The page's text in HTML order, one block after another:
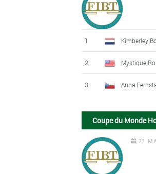
1 Kimberley
2 Mystique
3 Anna
Coupe du Monde
21